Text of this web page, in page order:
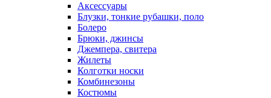
Аксессуары
Блузки, тонкие рубашки, поло
Болеро
Брюки, джинсы
Джемпера, свитера
Жилеты
Колготки носки
Комбинезоны
Костюмы